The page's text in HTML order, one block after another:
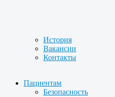
История
Вакансии
Контакты
Пациентам
Безопасность